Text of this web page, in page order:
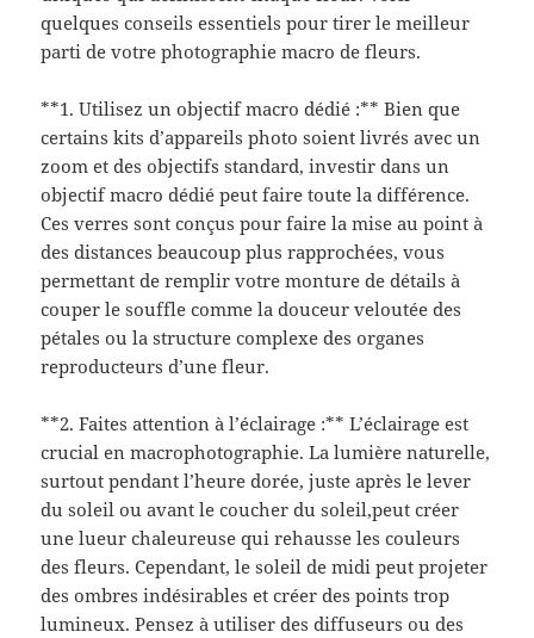
quelques conseils essentiels pour tirer le meilleur
parti de votre photographie macro de fleurs.
**1. Utilisez un objectif macro dédié :** Bien que
certains kits d’appareils photo soient livrés avec un
zoom et des objectifs standard, investir dans un
objectif macro dédié peut faire toute la différence.
Ces verres sont conçus pour faire la mise au point à
des distances beaucoup plus rapprochées, vous
permettant de remplir votre monture de détails à
couper le souffle comme la douceur veloutée des
pétales ou la structure complexe des organes
reproducteurs d’une fleur.
**2. Faites attention à l’éclairage :** L’éclairage est
crucial en macrophotographie. La lumière naturelle,
surtout pendant l’heure dorée, juste après le lever
du soleil ou avant le coucher du soleil,peut créer
une lueur chaleureuse qui rehausse les couleurs
des fleurs. Cependant, le soleil de midi peut projeter
des ombres indésirables et créer des points trop
lumineux. Pensez à utiliser des diffuseurs ou des